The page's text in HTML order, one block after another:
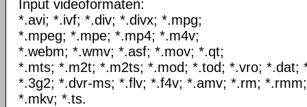
Input videoformaten:
*.avi; *.ivf; *.div; *.divx; *.mpg;
*.mpeg; *.mpe; *.mp4; *.m4v;
*.webm; *.wmv; *.asf; *.mov; *.qt;
*.mts; *.m2t; *.m2ts; *.mod; *.tod; *.vro; *.dat;
*.3g2; *.dvr-ms; *.flv; *.f4v; *.amv; *.rm;
*.mkv; *.ts.